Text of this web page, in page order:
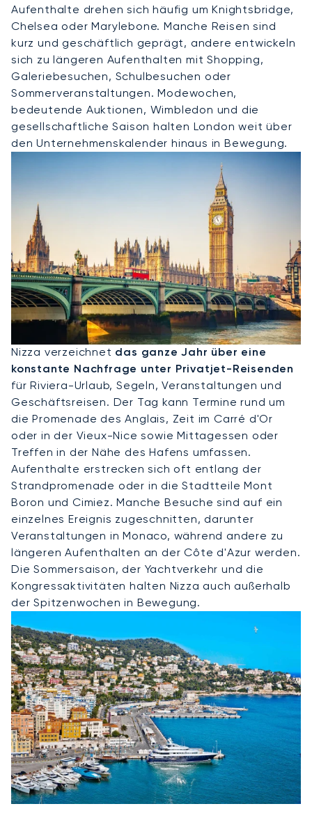
Aufenthalte drehen sich häufig um Knightsbridge,
Chelsea oder Marylebone. Manche Reisen sind
kurz und geschäftlich geprägt, andere entwickeln
sich zu längeren Aufenthalten mit Shopping,
Galeriebesuchen, Schulbesuchen oder
Sommerveranstaltungen. Modewochen,
bedeutende Auktionen, Wimbledon und die
gesellschaftliche Saison halten London weit über
den Unternehmenskalender hinaus in Bewegung.
Privatjet Nach Nizza
Nizza verzeichnet das ganze Jahr über eine
konstante Nachfrage unter Privatjet-Reisenden
für Riviera-Urlaub, Segeln, Veranstaltungen und
Geschäftsreisen. Der Tag kann Termine rund um
die Promenade des Anglais, Zeit im Carré d'Or
oder in der Vieux-Nice sowie Mittagessen oder
Treffen in der Nähe des Hafens umfassen.
Aufenthalte erstrecken sich oft entlang der
Strandpromenade oder in die Stadtteile Mont
Boron und Cimiez. Manche Besuche sind auf ein
einzelnes Ereignis zugeschnitten, darunter
Veranstaltungen in Monaco, während andere zu
längeren Aufenthalten an der Côte d'Azur werden.
Die Sommersaison, der Yachtverkehr und die
Kongressaktivitäten halten Nizza auch außerhalb
der Spitzenwochen in Bewegung.